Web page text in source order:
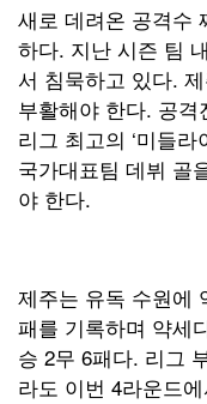
새로 데려온 공격수
하다. 지난 시즌 팀
서 침묵하고 있다.
부활해야 한다. 공
리그 최고의 ‘미들
국가대표팀 데뷔 골
야 한다.
제주는 유독 수원에
패를 기록하며 약세
승 2무 6패다. 리그
라도 이번 4라운드